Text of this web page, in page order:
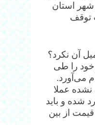
هم دو شهر استان
توقف
آن نکرد؟
۴۰ درصد از عمر مفید خود را طی
آن هم در نقطه مرطوب تنها ۱۵ سال دوام می‌آورد.
نشده عملا
شده و باید
از بین